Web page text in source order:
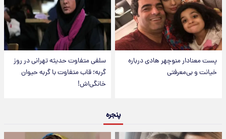
پست معنادار منوچهر هادی درباره
خیانت و بی‌معرفتی
سلفی متفاوت حدیثه تهرانی در روز
گربه؛ قاب متفاوت با گربه حیوان
خانگی‌اش!
پنجره